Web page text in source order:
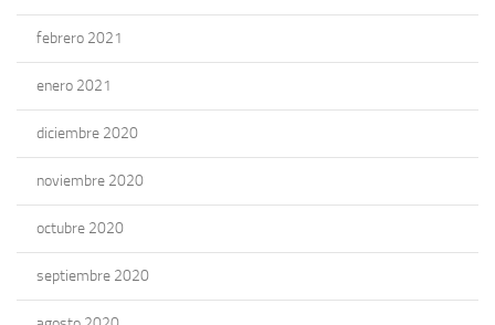
febrero 2021
enero 2021
diciembre 2020
noviembre 2020
octubre 2020
septiembre 2020